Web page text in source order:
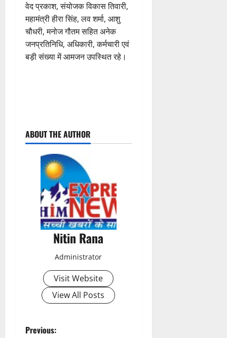
वेद प्रकाश, संयोजक विकास तिवारी,
महामंत्री हीरा सिंह, लव शर्मा, आशु
चौधरी, मनोज गौतम सहित अनेक
जनप्रतिनिधि, अधिकारी, कर्मचारी एवं
बड़ी संख्या में आमजन उपस्थित रहे।
o
ABOUT THE AUTHOR
Nitin Rana
Administrator
Visit Website
View All Posts
Previous: